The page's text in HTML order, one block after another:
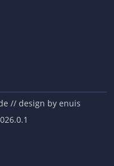
// design by enuis